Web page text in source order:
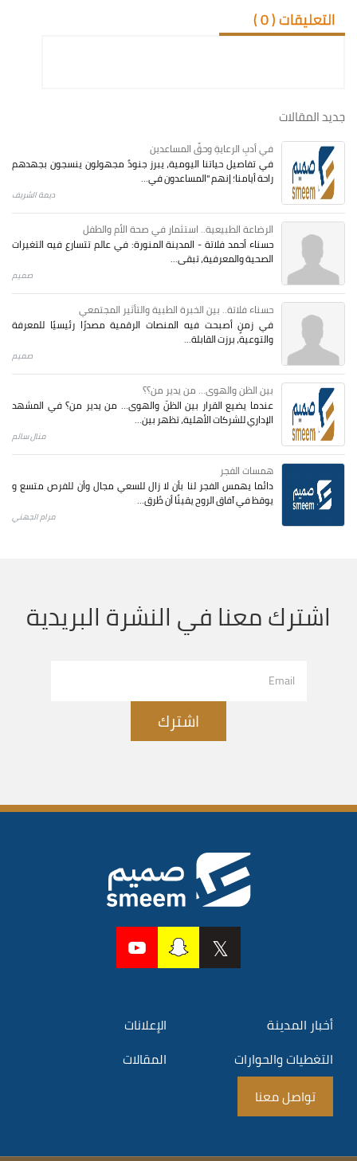
التعليقات (0
)
جديد المقالات
في أدبِ الرعايةِ وحقِّ المساعدين
في تفاصيل حياتنا اليومية، يبرز جنودٌ مجهولون ينسجون بجهدهم
راحة أيامنا؛ إنهم "المساعدون في...
ديمة الشريف
الرضاعة الطبيعية.. استثمار في صحة الأم والطفل
حسناء أحمد فلاتة - المدينة المنورة: في عالم تتسارع فيه التغيرات
الصحية والمعرفية، تبقى...
صميم
حسناء فلاتة.. بين الخبرة الطبية والتأثير المجتمعي
في زمنٍ أصبحت فيه المنصات الرقمية مصدرًا رئيسيًا للمعرفة
والتوعية، برزت القابلة...
صميم
بين الظن والهوى... من يدير من؟؟
عندما يضيع القرار بين الظنّ والهوى… من يدير من؟ في المشهد
الإداري للشركات الأهلية، تظهر بين...
منال سالم
همسات الفجر
دائما يهمس الفجر لنا بأن لا زال للسعي مجال وأن للفرص متسع و
يوقظ في آفاق الروح يقينًا أن طُرق...
مرام الجهني
اشترك معنا في النشرة البريدية
اشترك
أخبار المدينة
الإعلانات
التغطيات والحوارات
المقالات
تواصل معنا